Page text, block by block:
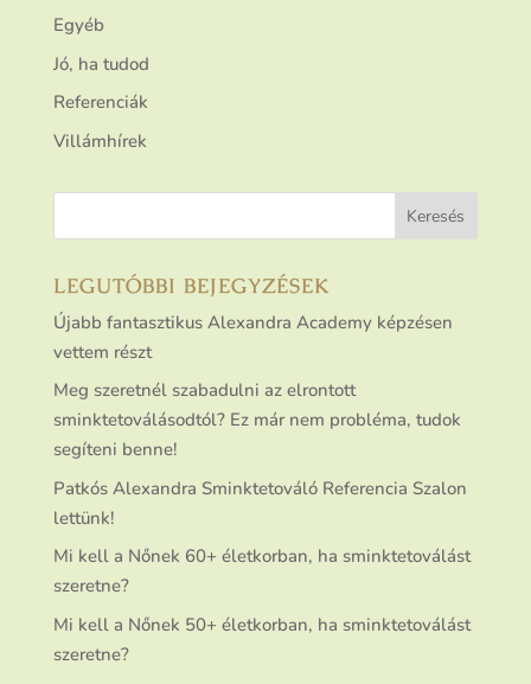
Egyéb
Jó, ha tudod
Referenciák
Villámhírek
LEGUTÓBBI BEJEGYZÉSEK
Újabb fantasztikus Alexandra Academy képzésen
vettem részt
Meg szeretnél szabadulni az elrontott
sminktetoválásodtól? Ez már nem probléma, tudok
segíteni benne!
Patkós Alexandra Sminktetováló Referencia Szalon
lettünk!
Mi kell a Nőnek 60+ életkorban, ha sminktetoválást
szeretne?
Mi kell a Nőnek 50+ életkorban, ha sminktetoválást
szeretne?